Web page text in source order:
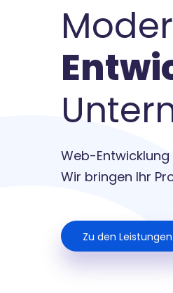
Web-
Wir bringen Ihr
Zu den Leistungen